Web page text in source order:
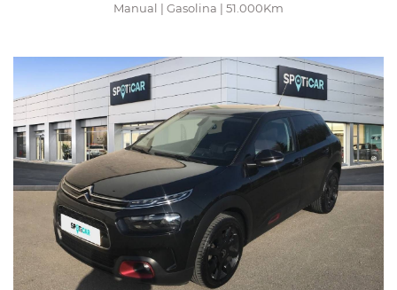
Manual | Gasolina | 51.000Km